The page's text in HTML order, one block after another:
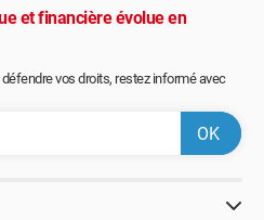
et financière évolue en
vos droits, restez informé avec